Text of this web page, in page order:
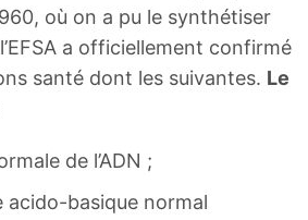
où on a pu le synthétiser
a officiellement confirmé
santé dont les suivantes. Le
de l’ADN ;
acido-basique normal